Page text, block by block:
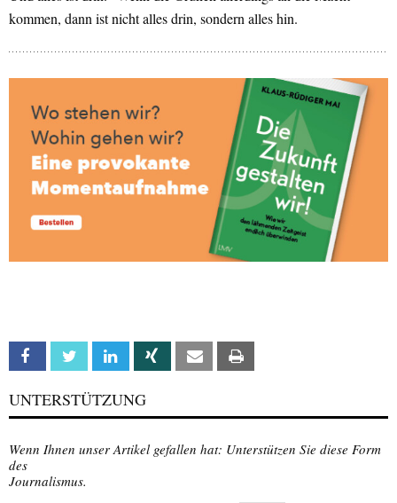
kommen, dann ist nicht alles drin, sondern alles hin.
Facebook Twitter Linkedin Xing Email
UNTERSTÜTZUNG
Wenn Ihnen unser Artikel gefallen hat: Unterstützen Sie diese Form
des
Journalismus.